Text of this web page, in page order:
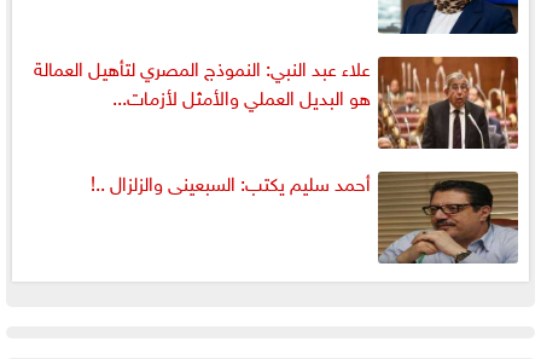
علاء عبد النبي: النموذج المصري لتأهيل العمالة
هو البديل العملي والأمثل لأزمات...
أحمد سليم يكتب: السبعينى والزلزال ..!